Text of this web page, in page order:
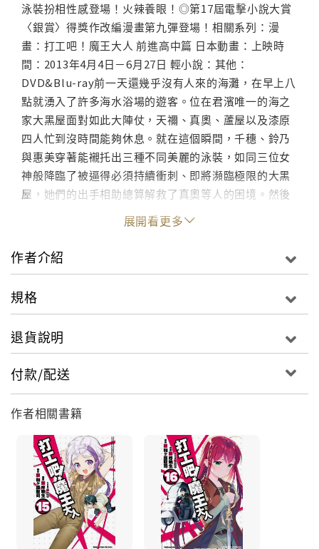
泳裝扮相性感登場！火辣養眼！◎第17屆電擊小說大賞
〈銀賞〉得獎作改編漫畫第九彈登場！相關系列：漫
畫：打工吧！魔王大人 前進高中篇 日本動畫：上映時
間：2013年4月4日－6月27日 輕小說：其他：
DVD&Blu-ray前一天還幾乎沒有人來的海灘，在早上八
點就湧入了許多海水浴場的遊客。位在君濱唯一的海之
家大黑屋面對如此大陣仗，天禰、真奧、蘆屋以及漆原
四人忙到沒時間能夠休息。就在這個瞬間，千穗、鈴乃
與惠美穿著能襯托出三種不同美麗的泳裝，如同三位女
神般降臨了被逼得必須持續衝刺、即將瀕臨極限的大黑
屋，她們的出手相助總算解救了真奧等人的困境。然後
在結束兩天半的打工，眾人拿到了豐厚的薪水後，一支
來自魔界的惡魔大軍竟造訪了日本海上空……
展開看更多
作者介紹
規格
退貨說明
付款/配送
作者相關書籍